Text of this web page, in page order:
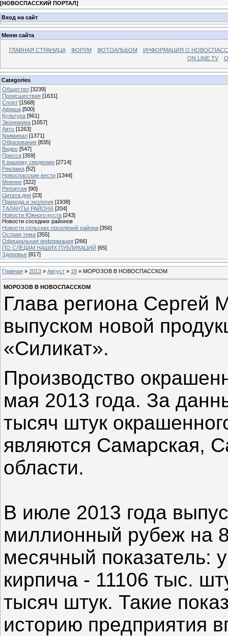
[НОВОСПАССКИЙ ПОРТАЛ]
Вход на сайт
Меню сайта
ГЛАВНАЯ СТРАНИЦА ФОРУМ ФОТОАЛЬБОМ
ИНФОРМАЦИЯ О
ON LINE TV
Categories
Общество [3239]
Происшествия [1631]
Спорт [1568]
Афиша [500]
Культура [961]
Экономика [1057]
Авто [1263]
Криминал [1371]
Образование [835]
Видео [547]
Пресса [359]
К вашему сведению [2714]
Реклама [52]
Новоспасские вести [1344]
Мнение [322]
Репортаж [90]
Цитата дня [23]
Природа и экология [1938]
ТАЛАНТЫ РАЙОНА [204]
Новости Южного куста [243]
Новости соседних районов
Новости сельских поселений района [356]
Острая тема [355]
Официальная информация [266]
ПО СЛЕДАМ НАШИХ ПУБЛИКАЦИЙ [65]
Здоровье [817]
Главная » 2013 » Август » 19 » МОРОЗОВ В НОВОСПАССКОМ
МОРОЗОВ В НОВОСПАССКОМ
Глава региона Сергей
выпуском новой
«Силикат».
Производство
мая 2013 года. За
тысяч штук
являются Самарская,
области.
В июле 2013 года
миллионный рубеж на
месячный показатель:
кирпича - 11106 тыс.
тысяч штук. Такие
историю предприятия